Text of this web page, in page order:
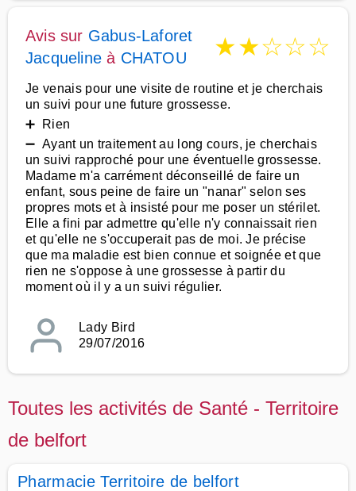
Avis sur Gabus-Laforet
Jacqueline à CHATOU ★★☆☆☆
Je venais pour une visite de routine et je cherchais
un suivi pour une future grossesse.
➕ Rien
➖ Ayant un traitement au long cours, je cherchais
un suivi rapproché pour une éventuelle grossesse.
Madame m'a carrément déconseillé de faire un
enfant, sous peine de faire un "nanar" selon ses
propres mots et à insisté pour me poser un stérilet.
Elle a fini par admettre qu'elle n'y connaissait rien
et qu'elle ne s'occuperait pas de moi. Je précise
que ma maladie est bien connue et soignée et que
rien ne s'oppose à une grossesse à partir du
moment où il y a un suivi régulier.
Lady Bird
29/07/2016
Toutes les activités de Santé - Territoire
de belfort
Pharmacie Territoire de belfort